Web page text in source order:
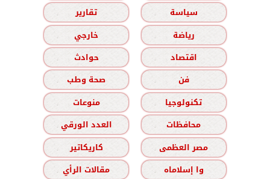
سياسة
تقارير
رياضة
خارجي
اقتصاد
حوادث
فن
صحة وطب
تكنولوجيا
منوعات
محافظات
العدد الورقي
مصر العظمى
كاريكاتير
وا إسلاماه
مقالات الرأي